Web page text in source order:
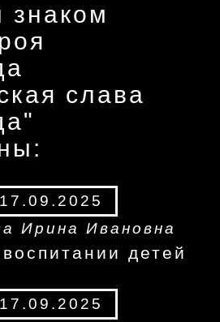
знаком
слава
Ирина Ивановна
детей